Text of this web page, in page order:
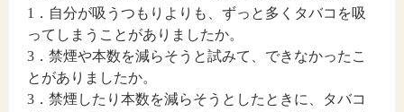
1．自分が吸うつもりよりも、ずっと多くタバコを吸
ってしまうことがありましたか。
3．禁煙や本数を減らそうと試みて、できなかったこ
とがありましたか。
3．禁煙したり本数を減らそうとしたときに、タバコ